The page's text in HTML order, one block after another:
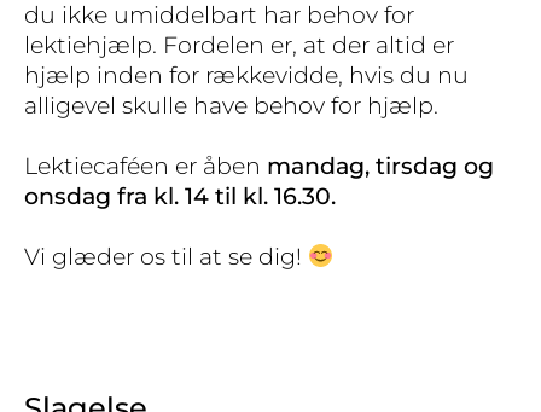
du ikke umiddelbart har behov for
lektiehjælp. Fordelen er, at der altid er
hjælp inden for rækkevidde, hvis du nu
alligevel skulle have behov for hjælp.
Lektiecaféen er åben mandag, tirsdag og
onsdag fra kl. 14 til kl. 16.30.
Vi glæder os til at se dig!